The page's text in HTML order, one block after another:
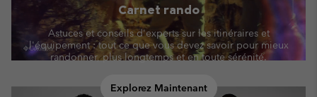
Carnet rando
Astuces et conseils d'experts sur les itinéraires et
l'équipement : tout ce que vous devez savoir pour mieux
randonner, plus longtemps et en toute sérénité.
Explorez Maintenant